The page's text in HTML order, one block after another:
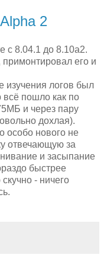
2
с 8.04.1 до 8.10a2.
примонтировал его и
изучения логов был
всё пошло как по
и через пару
дохлая).
особо нового не
отвечающую за
и засыпание
быстрее
- ничего